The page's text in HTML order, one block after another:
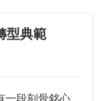
型典範
一段刻骨銘心